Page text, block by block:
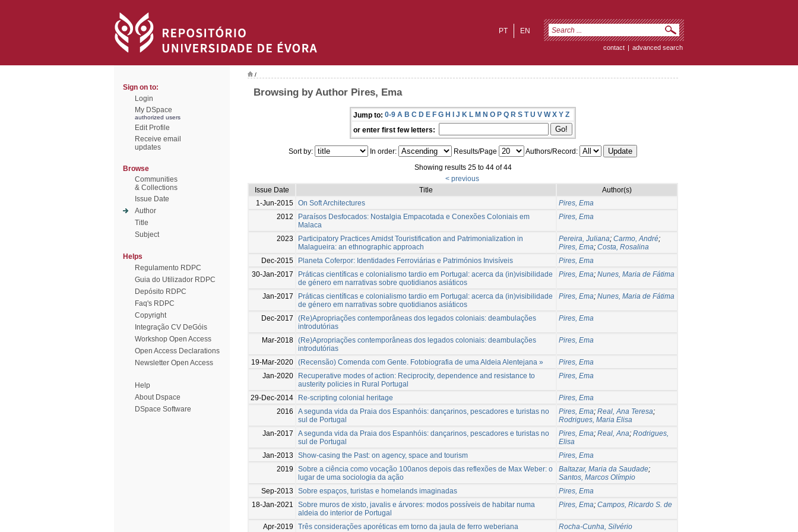
EN
PT
contact | advanced search
Sign on to:
Login
My DSpace
authorized users
Edit Profile
Receive email
updates
Browse
Communities
& Collections
Issue Date
Author
Title
Subject
Helps
Regulamento RDPC
Guia do Utilizador RDPC
Depósito RDPC
Faq's RDPC
Copyright
Integração CV DeGóis
Workshop Open Access
Open Access Declarations
Newsletter Open Access
Help
About Dspace
DSpace Software
/
Browsing by Author Pires, Ema
Jump to: 0-9 A B C D E F G H I J K L M N O P Q R S T U V W X Y Z
or enter first few letters:
Sort by: In order: Results/Page
Authors/Record:
Showing results 25 to 44 of 44
< previous
Issue Date
Title
Author(s)
1-Jun-2015 On Soft Architectures
Pires, Ema
2012
Paraísos Desfocados: Nostalgia Empacotada e Conexões Coloniais em
Malaca
Pires, Ema
2023
Participatory Practices Amidst Touristification and Patrimonialization in
Malagueira: an ethnographic approach
Pereira, Juliana; Carmo, André;
Pires, Ema; Costa, Rosalina
Dec-2015
Planeta Coferpor: Identidades Ferroviárias e Patrimónios Invisíveis
Pires, Ema
30-Jan-2017
Práticas científicas e colonialismo tardio em Portugal: acerca da (in)visibilidade
de género em narrativas sobre quotidianos asiáticos
Pires, Ema; Nunes, Maria de Fátima
Jan-2017
Práticas científicas e colonialismo tardio em Portugal: acerca da (in)visibilidade
de género em narrativas sobre quotidianos asiáticos
Pires, Ema; Nunes, Maria de Fátima
Dec-2017
(Re)Apropriações contemporâneas dos legados coloniais: deambulações
introdutórias
Pires, Ema
Mar-2018 (Re)Apropriações contemporâneas dos legados coloniais: deambulações
introdutórias
Pires, Ema
19-Mar-2020 (Recensão) Comenda com Gente. Fotobiografia de uma Aldeia Alentejana »
Pires, Ema
Jan-2020
Recuperative modes of action: Reciprocity, dependence and resistance to
austerity policies in Rural Portugal
Pires, Ema
29-Dec-2014 Re-scripting colonial heritage
Pires, Ema
2016
A segunda vida da Praia dos Espanhóis: dançarinos, pescadores e turistas no
sul de Portugal
Pires, Ema; Real, Ana Teresa;
Rodrigues, Maria Elisa
Jan-2017
A segunda vida da Praia dos Espanhóis: dançarinos, pescadores e turistas no
sul de Portugal
Pires, Ema; Real, Ana; Rodrigues,
Elisa
Jan-2013
Show-casing the Past: on agency, space and tourism
Pires, Ema
2019
Sobre a ciência como vocação 100anos depois das reflexões de Max Weber: o
lugar de uma sociologia da ação
Baltazar, Maria da Saudade;
Santos, Marcos Olímpio
Sep-2013
Sobre espaços, turistas e homelands imaginadas
Pires, Ema
18-Jan-2021
Sobre muros de xisto, javalis e árvores: modos possíveis de habitar numa
aldeia do interior de Portugal
Pires, Ema; Campos, Ricardo S. de
Apr-2019 Três considerações aporéticas em torno da jaula de ferro weberiana Rocha-Cunha, Silvério